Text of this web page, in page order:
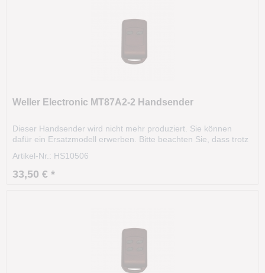
Weller Electronic MT87A2-2 Handsender
Dieser Handsender wird nicht mehr produziert. Sie können
dafür ein Ersatzmodell erwerben. Bitte beachten Sie, dass trotz
Funkfernsteuerung komplett unterschiedliche, technische
Eigenschaften besitzen kann. Grundlage bilden...
Artikel-Nr.: HS10506
33,50 € *